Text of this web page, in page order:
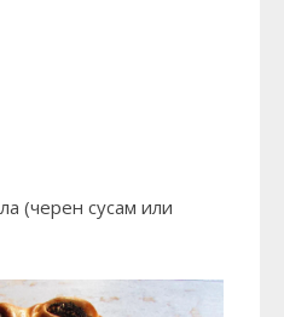
(черен сусам или